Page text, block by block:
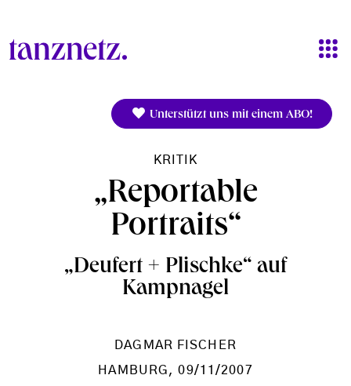
Unterstützt uns mit einem ABO!
KRITIK
„Reportable
Portraits“
„Deufert + Plischke“ auf
Kampnagel
DAGMAR FISCHER
HAMBURG , 09/11/2007